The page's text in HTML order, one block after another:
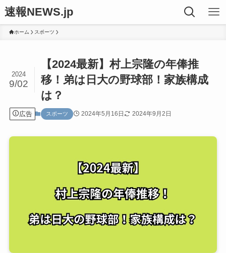
速報NEWS.jp
ホーム スポーツ
【2024最新】村上宗隆の年俸推
移！弟は日大の野球部！家族構成
は？
2024
9/02
広告 スポーツ 2024年5月16日 2024年9月2日